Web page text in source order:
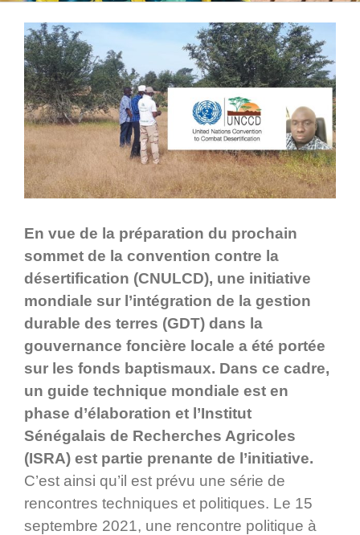
En vue de la préparation du prochain
sommet de la convention contre la
désertification (CNULCD), une initiative
mondiale sur l’intégration de la gestion
durable des terres (GDT) dans la
gouvernance foncière locale a été portée
sur les fonds baptismaux. Dans ce cadre,
un guide technique mondiale est en
phase d’élaboration et l’Institut
Sénégalais de Recherches Agricoles
(ISRA) est partie prenante de l’initiative.
C’est ainsi qu’il est prévu une série de
rencontres techniques et politiques. Le 15
septembre 2021, une rencontre politique à